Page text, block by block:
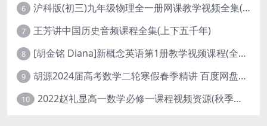
6 沪科版(初三)九年级物理全一册网课教学视频全集(录播版 杜春雨 66讲)
7 王芳讲中国历史音频课程全集(上下五千年)
8 [胡金铭 Diana]新概念英语第1册教学视频课程(全集 百度网盘下载)
9 胡源2024届高考数学二轮寒假春季精讲 百度网盘分享
10 2022赵礼显高一数学必修一课程视频资源(秋季班 含讲义)百度网盘云